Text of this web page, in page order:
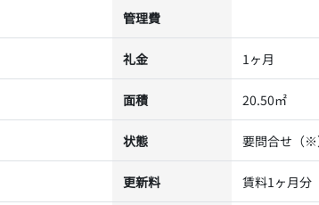
管理費
礼金 1ヶ月
面積 20.50㎡
状態 要問合せ（※
更新料 賃料1ヶ月分